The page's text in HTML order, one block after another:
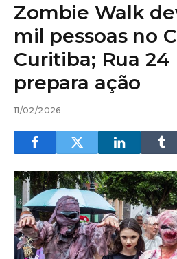
Zombie Walk
mil pessoas no
Curitiba; Rua 24
prepara ação
11/02/2026